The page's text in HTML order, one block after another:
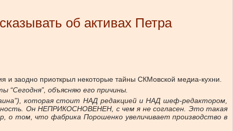
об активах Петра
и заодно приоткрыл некоторые тайны СКМовской медиа-кухни.
“Сегодня”, объясняю его причины.
которая стоит НАД редакцией и НАД шеф-редактором,
Он НЕПРИКОСНОВЕНЕН, с чем я не согласен. Это такая
о том, что фабрика Порошенко увеличивает производство в